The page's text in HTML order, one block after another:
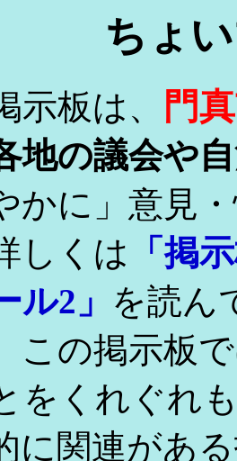
ちょ
示板は、
門
地の議会や
かに」意見
しくは
「掲
ル2」 を読ん
の掲示板で
をくれぐれ
に関連があ